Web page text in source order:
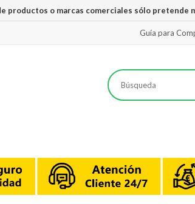
productos o marcas comerciales sólo
Guía para